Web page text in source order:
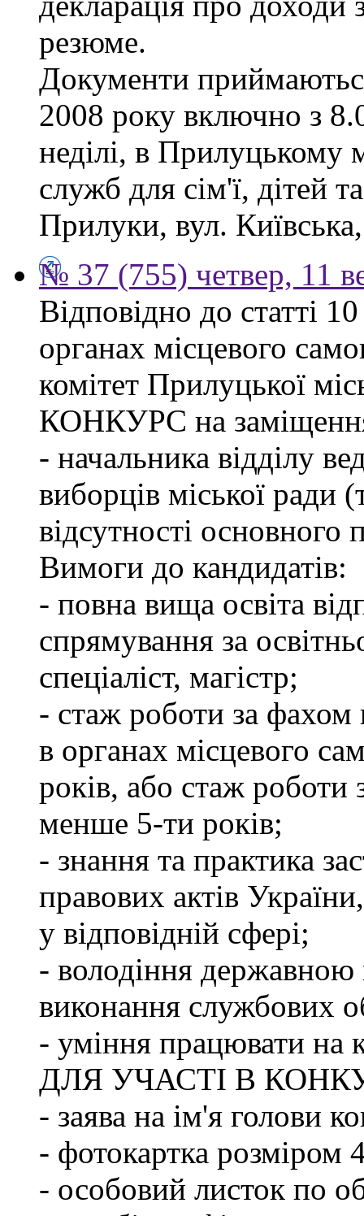
резюме.
Документи
2008 року включно з
неділі, в Прилуцькому
служб для сім'ї, дітей
Прилуки, вул.
№ 37 (755) четвер, 11
Відповідно до статті
органах місцевого
комітет Прилуцької
КОНКУРС на
- начальника відділу
виборців міської ради
відсутності основного
Вимоги до кандидатів:
- повна вища освіта
спрямування за
спеціаліст, магістр;
- стаж роботи за фахом
в органах місцевого
років, або стаж
менше 5-ти років;
- знання та практика
правових актів
у відповідній сфері;
- володіння державною
виконання службових
- уміння працювати на
ДЛЯ УЧАСТІ В
- заява на ім'я голови
- фотокартка розміром
- особовий листок по